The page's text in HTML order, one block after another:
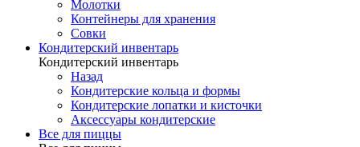
Молотки
Контейнеры для хранения
Совки
Кондитерский инвентарь
Кондитерский инвентарь
Назад
Кондитерские кольца и формы
Кондитерские лопатки и кисточки
Аксессуары кондитерские
Все для пиццы